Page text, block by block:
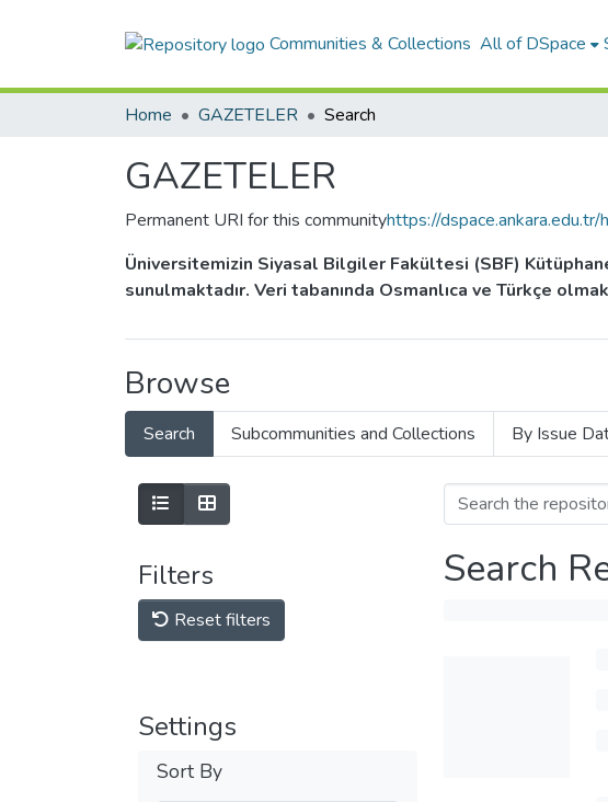
Communities & Collections All of DSpace
Home GAZETELER Search
GAZETELER
Permanent URI for this communityhttps://
Üniversitemizin Siyasal Bilgiler Fakültesi (SBF)
sunulmaktadır. Veri tabanında Osmanlıca ve Türkçe
Browse
Search Subcommunities and Collections By Issue
Filters
Reset filters
Settings
Sort By
Search